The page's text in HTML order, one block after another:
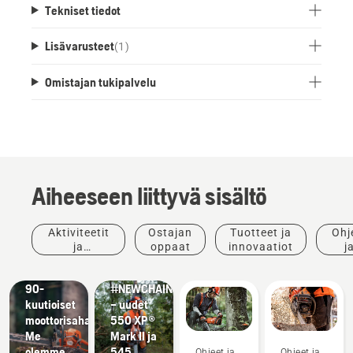
Tekniset tiedot
Lisävarusteet(1 )
Omistajan tukipalvelu
Aiheeseen liittyvä sisältö
Aktiviteetit
ja
Ostajan
oppaat
Tuotteet ja
innovaatiot
Tuotteet
ja
innovaatiot
90-
kuutioiset
moottorisahat.
Me
Tuotteet
ja
#NEWCHAINSAWGENERATION
– uudet
550 XP®
Mark II ja